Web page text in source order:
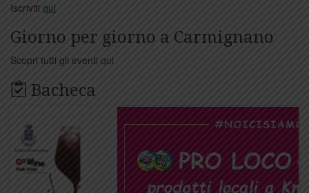
Iscriviti qui
Giorno per giorno a Carmignano
Scopri tutti gli eventi qui
Bacheca